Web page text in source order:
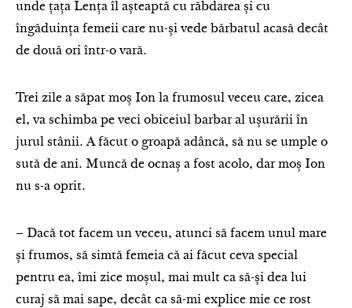
unde țața Lența îl așteaptă cu răbdarea și cu
îngăduința femeii care nu-și vede bărbatul acasă decât
de două ori într-o vară.
Trei zile a săpat moș Ion la frumosul veceu care, zicea
el, va schimba pe veci obiceiul barbar al ușurării în
jurul stânii. A făcut o groapă adâncă, să nu se umple o
sută de ani. Muncă de ocnaș a fost acolo, dar moș Ion
nu s-a oprit.
– Dacă tot facem un veceu, atunci să facem unul mare
și frumos, să simtă femeia că ai făcut ceva special
pentru ea, îmi zice moșul, mai mult ca să-și dea lui
curaj să mai sape, decât ca să-mi explice mie ce rost